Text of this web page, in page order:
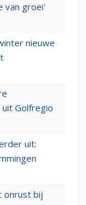
van groei'
nieuwe
Golfregio
uit:
onrust bij